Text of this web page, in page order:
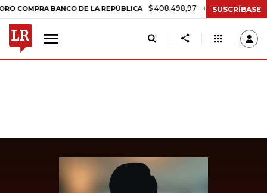
BANCO DE LA REPÚBLICA $ 408.498,97 +$ 8.753,81 +2,19%
SUSCRÍBASE